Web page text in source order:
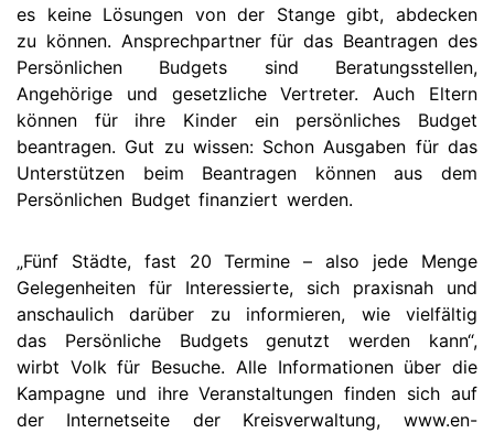
es keine Lösungen von der Stange gibt, abdecken
zu können. Ansprechpartner für das Beantragen des
Persönlichen Budgets sind Beratungsstellen,
Angehörige und gesetzliche Vertreter. Auch Eltern
können für ihre Kinder ein persönliches Budget
beantragen. Gut zu wissen: Schon Ausgaben für das
Unterstützen beim Beantragen können aus dem
Persönlichen Budget finanziert werden.
„Fünf Städte, fast 20 Termine – also jede Menge
Gelegenheiten für Interessierte, sich praxisnah und
anschaulich darüber zu informieren, wie vielfältig
das Persönliche Budgets genutzt werden kann“,
wirbt Volk für Besuche. Alle Informationen über die
Kampagne und ihre Veranstaltungen finden sich auf
der Internetseite der Kreisverwaltung, www.en-